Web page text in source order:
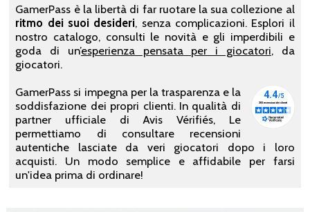
GamerPass è la libertà di far ruotare la sua collezione al
ritmo dei suoi desideri, senza complicazioni. Esplori il
nostro catalogo, consulti le novità e gli imperdibili e
goda di un’esperienza pensata per i giocatori, da
giocatori.
GamerPass si impegna per la trasparenza e la
soddisfazione dei propri clienti. In qualità di
partner ufficiale di Avis Vérifiés, Le
permettiamo di consultare recensioni
autentiche lasciate da veri giocatori dopo i loro
acquisti. Un modo semplice e affidabile per farsi
un'idea prima di ordinare!